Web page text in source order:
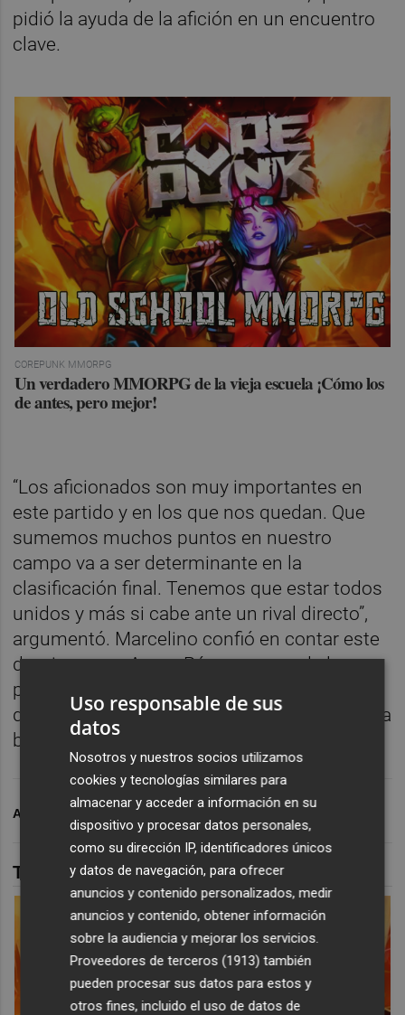
pidió la ayuda de la afición en un encuentro
clave.
COREPUNK MMORPG
Un verdadero MMORPG de la vieja escuela ¡Cómo los
de antes, pero mejor!
“Los aficionados son muy importantes en
este partido y en los que nos quedan. Que
sumemos muchos puntos en nuestro
campo va a ser determinante en la
clasificación final. Tenemos que estar todos
unidos y más si cabe ante un rival directo”,
argumentó. Marcelino confió en contar este
domingo con Ayoze Pérez a pesar de los
problemas físicos que acusa en los últimos
días, pero confirmó la duda de Raúl Albiol y la
baja de Nicolás Pépé.
ARCHIVADO EN VILLARREAL CF
TAMBIÉN TE PUEDE INTERESAR
Uso responsable de sus
datos
Nosotros y nuestros socios utilizamos
cookies y tecnologías similares para
almacenar y acceder a información en su
dispositivo y procesar datos personales,
como su dirección IP, identificadores únicos
y datos de navegación, para ofrecer
anuncios y contenido personalizados, medir
anuncios y contenido, obtener información
sobre la audiencia y mejorar los servicios.
Proveedores de terceros (1913) también
pueden procesar sus datos para estos y
otros fines, incluido el uso de datos de